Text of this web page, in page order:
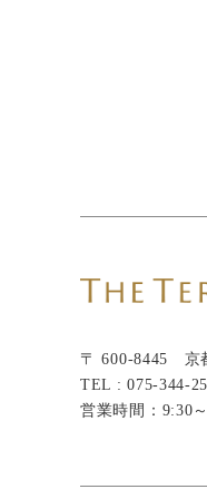
〒 600-8445 京
TEL : 075-344-
営業時間：9:30